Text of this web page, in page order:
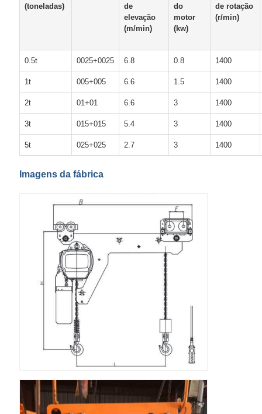
(toneladas)
de
elevação
(m/min)
do
motor
(kw)
de rotação
(r/min)
0.5t 0025+0025 6.8 0.8 1400
1t 005+005 6.6 1.5 1400
2t 01+01 6.6 3 1400
3t 015+015 5.4 3 1400
5t 025+025 2.7 3 1400
Imagens da fábrica